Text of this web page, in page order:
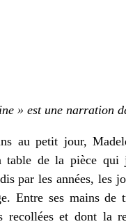
» est une narration
au petit jour,
table de la pièce qui
par les années, les
Entre ses mains
recollées et dont la